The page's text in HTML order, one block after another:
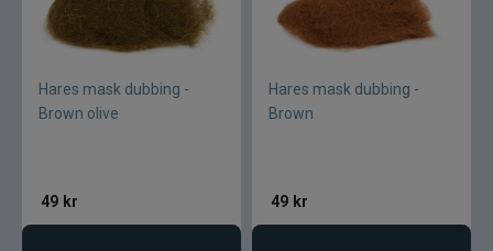
Hares mask dubbing -
Brown olive
49 kr
Hares mask dubbing -
Brown
49 kr